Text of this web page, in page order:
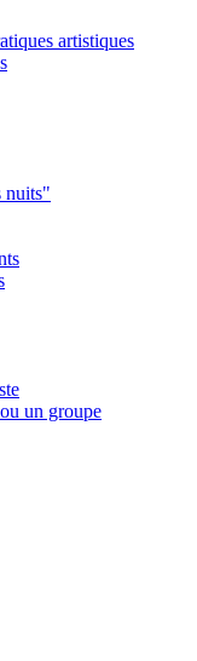
artistiques
nuits"
un groupe